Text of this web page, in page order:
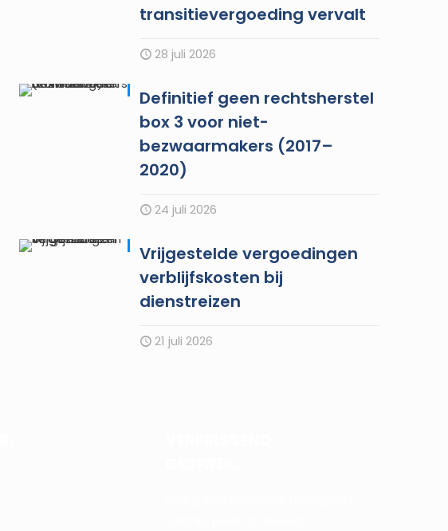
transitievergoeding vervalt
28 juli 2026
Definitief geen rechtsherstel
box 3 voor niet-
bezwaarmakers (2017–
2020)
24 juli 2026
Vrijgestelde vergoedingen
verblijfskosten bij
dienstreizen
21 juli 2026